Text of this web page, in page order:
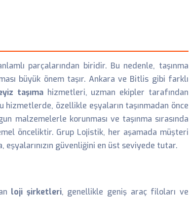
parçalarından biridir. Bu nedenle, taşınma
büyük önem taşır. Ankara ve Bitlis gibi farklı
taşıma hizmetleri, uzman ekipler tarafından
hizmetlerde, özellikle eşyaların taşınmadan önce
malzemelerle korunması ve taşınma sırasında
önceliktir. Grup Lojistik, her aşamada müşteri
eşyalarınızın güvenliğini en üst seviyede tutar.
loji şirketleri, genellikle geniş araç filoları ve